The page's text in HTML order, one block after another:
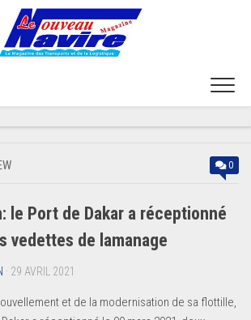
0
le Port de Dakar a réceptionné
vedettes de lamanage
· 29 AVRIL 2021
et de la modernisation de sa flottille,